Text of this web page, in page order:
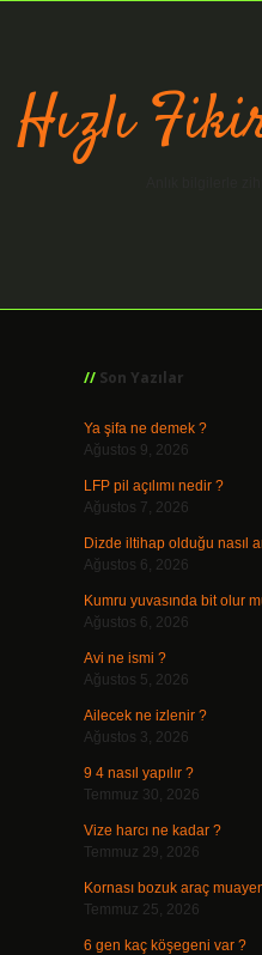
Hızlı
Son Yazılar
Ya şifa ne demek ?
Ağustos 9, 2026
LFP pil açılımı nedir ?
Ağustos 7, 2026
Dizde iltihap olduğu nasıl
Ağustos 6, 2026
Kumru yuvasında bit olur
Ağustos 6, 2026
Avi ne ismi ?
Ağustos 5, 2026
Ailecek ne izlenir ?
Ağustos 3, 2026
9 4 nasıl yapılır ?
Temmuz 30, 2026
Vize harcı ne kadar ?
Temmuz 29, 2026
Kornası bozuk araç
Temmuz 25, 2026
6 gen kaç köşegeni var ?